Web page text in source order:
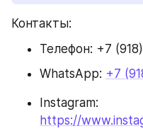
Контакты:
Телефон: +7
WhatsApp: +7
https://